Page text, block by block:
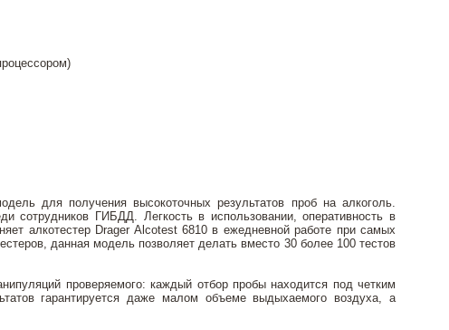
для получения высокоточных результатов проб на алкоголь.
сотрудников ГИБДД. Легкость в использовании, оперативность в
алкотестер Drager Alcotest 6810 в ежедневной работе при самых
данная модель позволяет делать вместо 30 более 100 тестов
проверяемого: каждый отбор пробы находится под четким
гарантируется даже малом объеме выдыхаемого воздуха, а